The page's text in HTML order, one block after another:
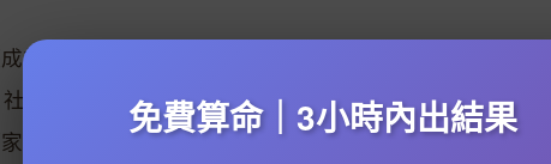
為職場生存嘅必需品。吳焯豪喺PineBridge
會、管治）相關技能需求暴增，建議打工仔報讀相關
亦要求員工掌握數據分析基礎。社會科學院嘅貝雅麗博
免費算命｜3小時內出結果